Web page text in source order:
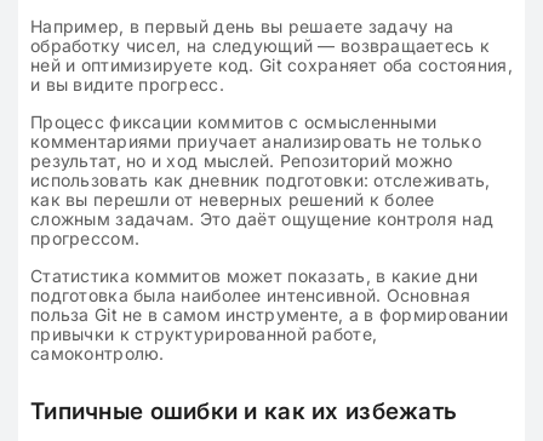
Например, в первый день вы решаете задачу на
обработку чисел, на следующий — возвращаетесь к
ней и оптимизируете код. Git сохраняет оба состояния,
и вы видите прогресс.
Процесс фиксации коммитов с осмысленными
комментариями приучает анализировать не только
результат, но и ход мыслей. Репозиторий можно
использовать как дневник подготовки: отслеживать,
как вы перешли от неверных решений к более
сложным задачам. Это даёт ощущение контроля над
прогрессом.
Статистика коммитов может показать, в какие дни
подготовка была наиболее интенсивной. Основная
польза Git не в самом инструменте, а в формировании
привычки к структурированной работе,
самоконтролю.
Типичные ошибки и как их избежать